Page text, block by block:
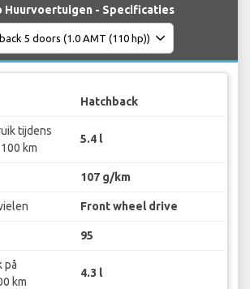
Huurvoertuigen - Specificaties
Hatchback
tijdens
km
5.4 l
107 g/km
Front wheel drive
95
på
km
4.3 l